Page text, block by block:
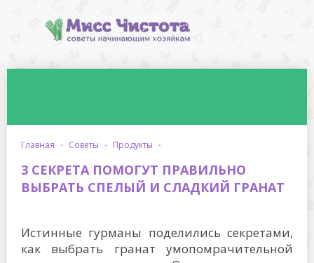
главная · советы · продукты ·
3 СЕКРЕТА ПОМОГУТ ПРАВИЛЬНО
ВЫБРАТЬ СПЕЛЫЙ И СЛАДКИЙ ГРАНАТ
Истинные гурманы поделились секретами,
как выбрать гранат умопомрачительной